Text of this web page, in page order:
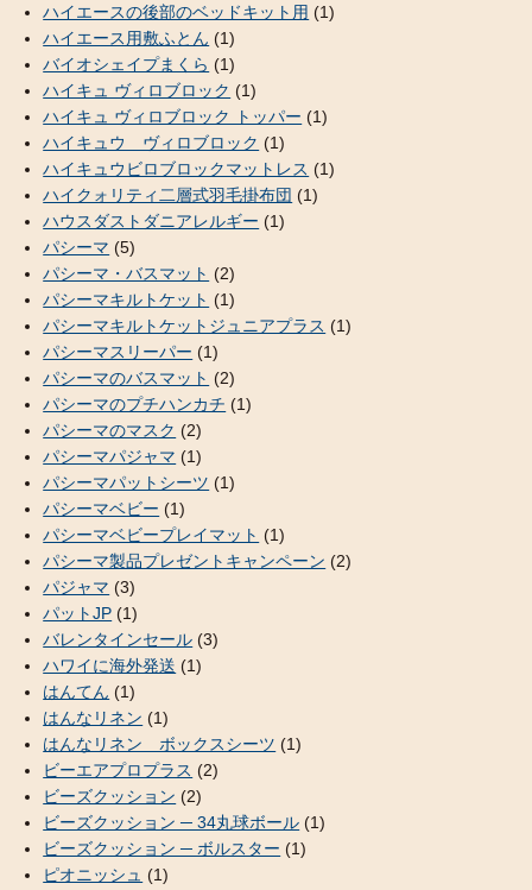
ハイエースの後部のベッドキット用 (1)
ハイエース用敷ふとん (1)
バイオシェイプまくら (1)
ハイキュ ヴィロブロック (1)
ハイキュ ヴィロブロック トッパー (1)
ハイキュウ ヴィロブロック (1)
ハイキュウビロブロックマットレス (1)
ハイクォリティ二層式羽毛掛布団 (1)
ハウスダストダニアレルギー (1)
パシーマ (5)
パシーマ・バスマット (2)
パシーマキルトケット (1)
パシーマキルトケットジュニアプラス (1)
パシーマスリーパー (1)
パシーマのバスマット (2)
パシーマのプチハンカチ (1)
パシーマのマスク (2)
パシーマパジャマ (1)
パシーマパットシーツ (1)
パシーマベビー (1)
パシーマベビープレイマット (1)
パシーマ製品プレゼントキャンペーン (2)
パジャマ (3)
パットJP (1)
バレンタインセール (3)
ハワイに海外発送 (1)
はんてん (1)
はんなリネン (1)
はんなリネン ボックスシーツ (1)
ビーエアプロプラス (2)
ビーズクッション (2)
ビーズクッション ─ 34丸球ボール (1)
ビーズクッション ─ ボルスター (1)
ピオニッシュ (1)